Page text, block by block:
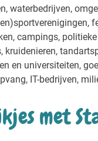
waterbedrijven,
campings,
en universiteiten,
IT-bedrijven,
met